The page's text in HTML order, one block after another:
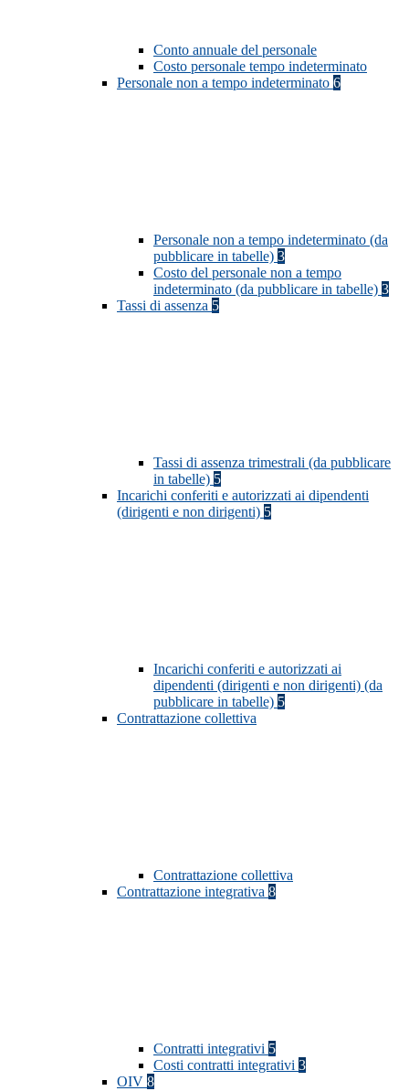
Conto annuale del personale
Costo personale tempo indeterminato
Personale non a tempo indeterminato 6
Personale non a tempo indeterminato (da
pubblicare in tabelle) 3
Costo del personale non a tempo
indeterminato (da pubblicare in tabelle) 3
Tassi di assenza 5
Tassi di assenza trimestrali (da pubblicare
in tabelle) 5
Incarichi conferiti e autorizzati ai dipendenti
(dirigenti e non dirigenti) 5
Incarichi conferiti e autorizzati ai
dipendenti (dirigenti e non dirigenti) (da
pubblicare in tabelle) 5
Contrattazione collettiva
Contrattazione collettiva
Contrattazione integrativa 8
Contratti integrativi 5
Costi contratti integrativi 3
OIV 8